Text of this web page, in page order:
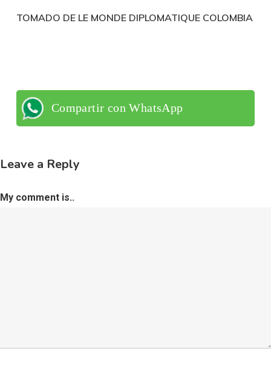
TOMADO DE LE MONDE DIPLOMATIQUE COLOMBIA
Compartir con WhatsApp
Leave a Reply
My comment is..